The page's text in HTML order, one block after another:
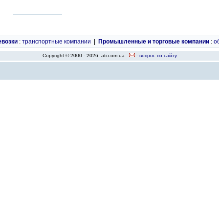
: транспортные компании Промышленные и торговые компании :
Copyright © 2000 - 2026, ati.com.ua - вопрос по сайту